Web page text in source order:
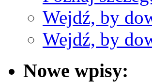
Wejdź, by
Wejdź, by
Nowe wpisy: